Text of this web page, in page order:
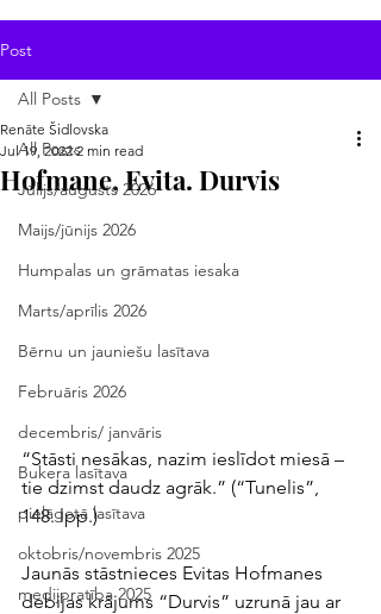
Post
All Posts
Jūlijs/augusts 2026
Maijs/jūnijs 2026
Humpalas un grāmatas iesaka
Marts/aprīlis 2026
Bērnu un jauniešu lasītava
Februāris 2026
decembris/ janvāris
Bukera lasītava
pielāgotā lasītava
oktobris/novembris 2025
medijpratība 2025
All Posts
Hofmane, Evita. Durvis
Renāte Šidlovska
Jul 19, 2022 2 min read
“Stāsti nesākas, nazim ieslīdot miesā –
tie dzimst daudz agrāk.” (“Tunelis”,
148. lpp.)
Jaunās stāstnieces Evitas Hofmanes
debijas krājums “Durvis” uzrunā jau ar